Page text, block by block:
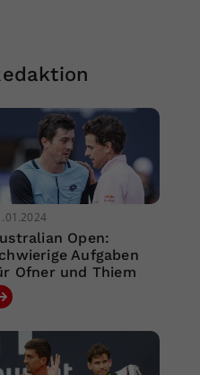
Open:
Aufgaben
Ofner und Thiem